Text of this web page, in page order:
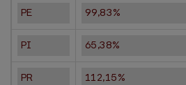
PE 99,83%
PI 65,38%
PR 112,15%